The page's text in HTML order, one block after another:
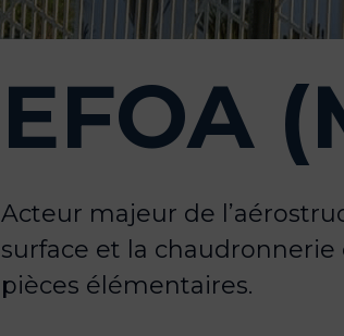
EFOA
Acteur majeur de
surface et la chaudronnerie
pièces élémentaires.